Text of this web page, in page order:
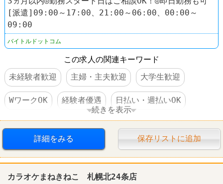
[派遣]09:00～17:00、21:00～06:00、00:00～
09:00
バイトルドットコム
この求人の関連キーワード
未経験者歓迎
主婦・主夫歓迎 大学生歓迎
WワークOK 経験者優遇 日払い・週払いOK
社保完備 車・バイク通勤可 禁煙・分煙
学歴不問
続きを表示
詳細をみる 保存リストに追加
カラオケまねきねこ 札幌北24条店